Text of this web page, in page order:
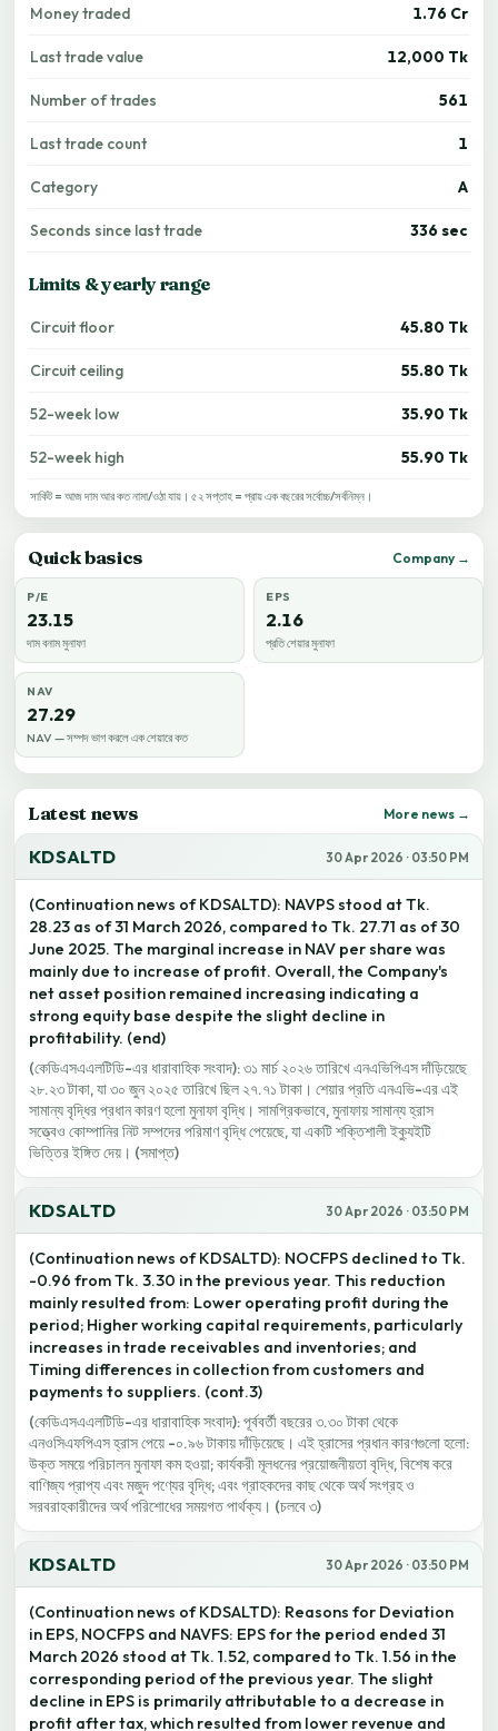
Money traded 1.76 Cr
Last trade value 12,000 Tk
Number of trades 561
Last trade count 1
Category A
Seconds since last trade 336 sec
Limits & yearly range
Circuit floor 45.80 Tk
Circuit ceiling 55.80 Tk
52-week low 35.90 Tk
52-week high 55.90 Tk
সার্কিট = আজ দাম আর কত নামা/ওঠা যায়। ৫২ সপ্তাহ = প্রায় এক বছরের সর্বোচ্চ/সর্বনিম্ন।
Quick basics Company →
P/E
23.15
দাম বনাম মুনাফা
EPS
2.16
প্রতি শেয়ার মুনাফা
NAV
27.29
NAV — সম্পদ ভাগ করলে এক শেয়ারে কত
Latest news More news →
KDSALTD 30 Apr 2026 · 03:50 PM
(Continuation news of KDSALTD): NAVPS stood at Tk.
28.23 as of 31 March 2026, compared to Tk. 27.71 as of 30
June 2025. The marginal increase in NAV per share was
mainly due to increase of profit. Overall, the Company's
net asset position remained increasing indicating a
strong equity base despite the slight decline in
profitability. (end)
(কেডিএসএএলটিডি-এর ধারাবাহিক সংবাদ): ৩১ মার্চ ২০২৬ তারিখে এনএভিপিএস দাঁড়িয়েছে
২৮.২৩ টাকা, যা ৩০ জুন ২০২৫ তারিখে ছিল ২৭.৭১ টাকা। শেয়ার প্রতি এনএভি-এর এই
সামান্য বৃদ্ধির প্রধান কারণ হলো মুনাফা বৃদ্ধি। সামগ্রিকভাবে, মুনাফায় সামান্য হ্রাস
সত্ত্বেও কোম্পানির নিট সম্পদের পরিমাণ বৃদ্ধি পেয়েছে, যা একটি শক্তিশালী ইক্যুইটি
ভিত্তির ইঙ্গিত দেয়। (সমাপ্ত)
KDSALTD 30 Apr 2026 · 03:50 PM
(Continuation news of KDSALTD): NOCFPS declined to Tk.
-0.96 from Tk. 3.30 in the previous year. This reduction
mainly resulted from: Lower operating profit during the
period; Higher working capital requirements, particularly
increases in trade receivables and inventories; and
Timing differences in collection from customers and
payments to suppliers. (cont.3)
(কেডিএসএএলটিডি-এর ধারাবাহিক সংবাদ): পূর্ববর্তী বছরের ৩.৩০ টাকা থেকে
এনওসিএফপিএস হ্রাস পেয়ে -০.৯৬ টাকায় দাঁড়িয়েছে। এই হ্রাসের প্রধান কারণগুলো হলো:
উক্ত সময়ে পরিচালন মুনাফা কম হওয়া; কার্যকরী মূলধনের প্রয়োজনীয়তা বৃদ্ধি, বিশেষ করে
বাণিজ্য প্রাপ্য এবং মজুদ পণ্যের বৃদ্ধি; এবং গ্রাহকদের কাছ থেকে অর্থ সংগ্রহ ও
সরবরাহকারীদের অর্থ পরিশোধের সময়গত পার্থক্য। (চলবে ৩)
KDSALTD 30 Apr 2026 · 03:50 PM
(Continuation news of KDSALTD): Reasons for Deviation
in EPS, NOCFPS and NAVFS: EPS for the period ended 31
March 2026 stood at Tk. 1.52, compared to Tk. 1.56 in the
corresponding period of the previous year. The slight
decline in EPS is primarily attributable to a decrease in
profit after tax, which resulted from lower revenue and